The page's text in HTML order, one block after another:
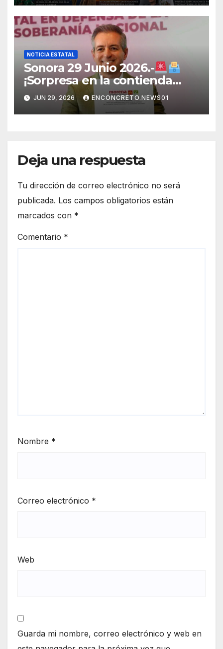
Sonora
NOTICIA ESTATAL
Sonora 29 Junio 2026.-
¡Sorpresa en la contienda
rumbo a 2027! Omar Del Valle
entra de última hora a la
carrera en Sonora
JUN 29, 2026 ENCONCRETO.NEWS01
Deja una respuesta
Tu dirección de correo electrónico no será
publicada. Los campos obligatorios están
marcados con *
Comentario *
Nombre *
Correo electrónico *
Web
Guarda mi nombre, correo electrónico y web en